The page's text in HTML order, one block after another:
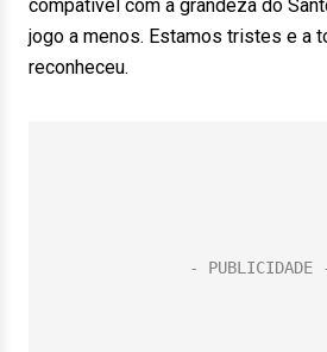
compatível com a grandeza do
jogo a menos. Estamos tristes e a
reconheceu.